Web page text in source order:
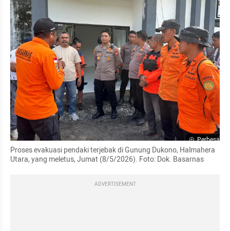
Perbesar
Proses evakuasi pendaki terjebak di Gunung Dukono, Halmahera
Utara, yang meletus, Jumat (8/5/2026). Foto: Dok. Basarnas
ADVERTISEMENT